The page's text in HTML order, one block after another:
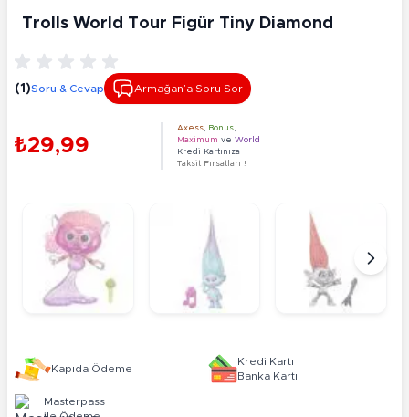
Trolls World Tour Figür Tiny Diamond
(1)Soru & Cevap Armağan’a Soru Sor
₺29,99
Axess Bonus
Maximum ve World
Kredi Kartınıza
Taksit Fırsatları !
Kapıda Ödeme
Kredi Kartı
Banka Kartı
Masterpass